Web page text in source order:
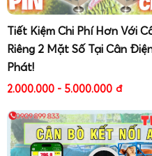
Tiết Kiệm Chi Phí Hơn Với
Riêng 2 Mặt Số Tại Cân
Phát!
2.000.000 - 5.000.000 đ